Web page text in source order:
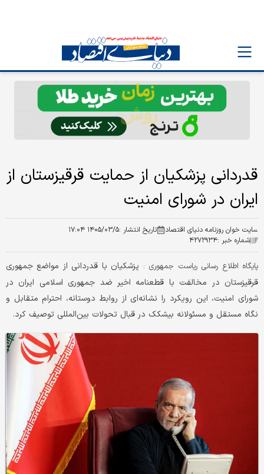
قدردانی پزشکیان از حمایت قرقیزستان از
ایران در شورای امنیت
سایت خوان روزنامه دنیای اقتصاد تاریخ انتشار :۱۴۰۵/۰۳/۵ ۱۷:۰۴
شماره خبر :۴۲۷۲۹۳۴
پایگاه اطلاع رسانی ریاست جمهوری : پزشکیان با قدردانی از مواضع جمهوری
قرقیزستان در مخالفت با قطعنامه اخیر ضد جمهوری اسلامی ایران در
شورای امنیت، این رویکرد را نشانه‌ای از روابط دوستانه، احترام متقابل و
نگاه مستقل و مسئولانه بیشکک در قبال تحولات بین‌المللی توصیف کرد.